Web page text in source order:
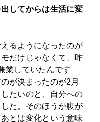
してからは生活に変
るようになったのが
だけじゃなくて、昨
業していたんです
が決まったのが2月
たいのと、自分への
た。そのほうが腹が
とは変化という意味